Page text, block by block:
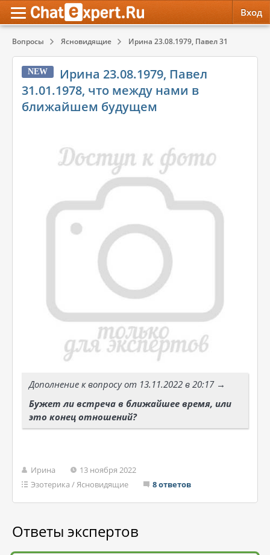
Вход
Вопросы Ясновидящие Ирина 23.08.1979, Павел 31.01.1978,
NEW
Ирина 23.08.1979, Павел
31.01.1978, что между нами в
ближайшем будущем
Дополнение к вопросу от 13.11.2022 в 20:17 →
Бужет ли встреча в ближайшее время, или
это конец отношений?
Ирина
13 ноября 2022
Эзотерика /Ясновидящие 8 ответов
Ответы экспертов
Психология
Эзотерика
Красота, Здоровье
Психология
Эзотерика
Красота, Здоровье
Обратная связь
Служба поддержки
Правила сервиса